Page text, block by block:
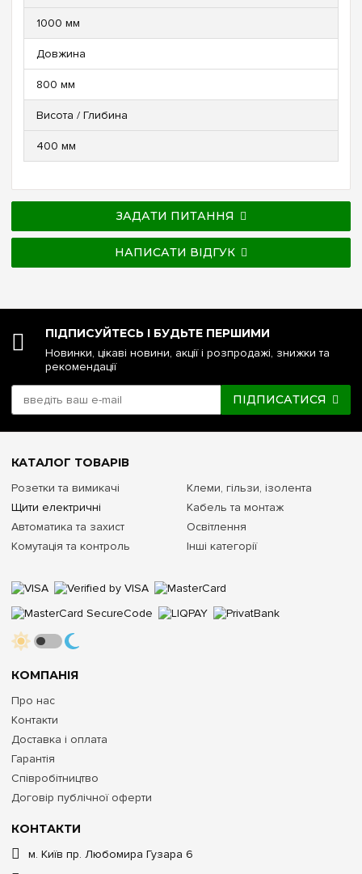
1000 мм
Довжина
800 мм
Висота / Глибина
400 мм
ЗАДАТИ ПИТАННЯ
НАПИСАТИ ВІДГУК
ПІДПИСУЙТЕСЬ І БУДЬТЕ ПЕРШИМИ
Новинки, цікаві новини, акції і розпродажі, знижки та
рекомендації
ПІДПИСАТИСЯ
КОНТАКТИ
м. Київ пр. Любомира Гузара 6
КОМПАНІЯ
Про нас
Контакти
Доставка і оплата
Гарантія
Співробітництво
Договір публічної оферти
КАТАЛОГ ТОВАРІВ
Розетки та вимикачі
Щити електричні
Автоматика та захист
Комутація та контроль
Клеми, гільзи, ізолента
Кабель та монтаж
Освітлення
Інші категорії